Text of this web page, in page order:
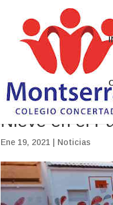
Nieve en el
Ene 19, 2021 Noticias